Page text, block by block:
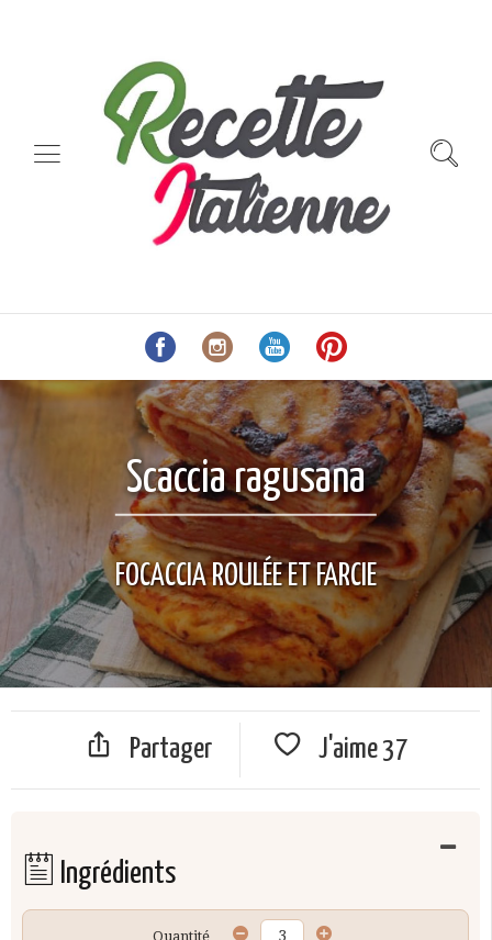
Scaccia ragusana
FOCACCIA ROULÉE ET FARCIE
Partager J'aime37
Ingrédients
Quantité